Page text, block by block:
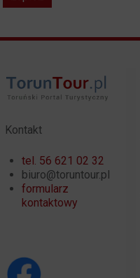
Kontakt
tel. 56 621 02 32
biuro@toruntour.pl
formularz
kontaktowy